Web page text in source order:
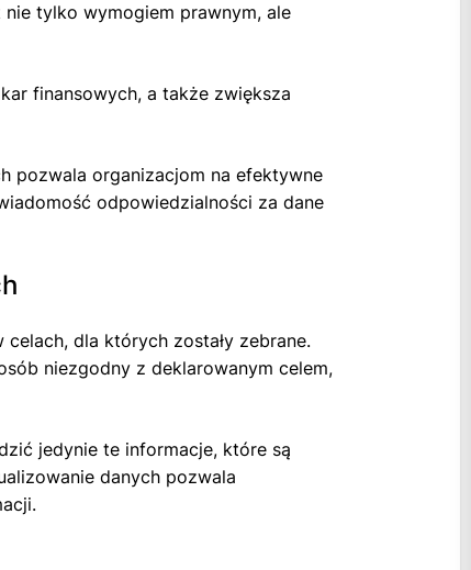
tylko wymogiem prawnym, ale
finansowych, a także zwiększa
pozwala organizacjom na efektywne
odpowiedzialności za dane
dla których zostały zebrane.
niezgodny z deklarowanym celem,
jedynie te informacje, które są
danych pozwala